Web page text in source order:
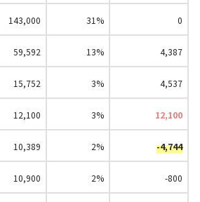
143,000 31% 0
59,592 13% 4,387
15,752 3% 4,537
12,100 3% 12,100
10,389 2% -4,744
10,900 2% -800